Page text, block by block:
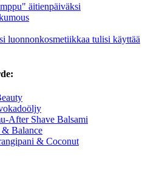
äitienpäiväksi
luonnonkosmetiikkaa tulisi käyttää
After Shave Balsami
Balance
& Coconut